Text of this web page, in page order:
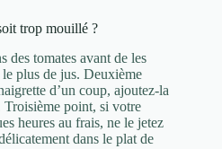
trop mouillé ?
des tomates avant de les
plus de jus. Deuxième
d’un coup, ajoutez-la
Troisième point, si votre
heures au frais, ne le jetez
dans le plat de